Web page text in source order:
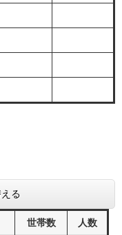
る
世帯数 人数